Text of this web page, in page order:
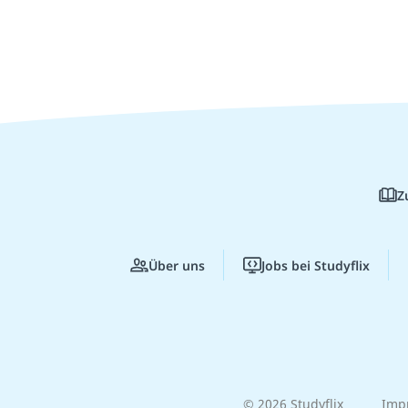
Über uns Jobs bei Studyflix
© 2026 Studyflix